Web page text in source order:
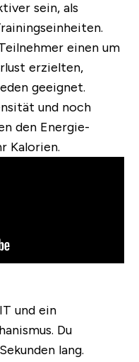
sein, als
einen um
erzielten,
geeignet.
und noch
den Energie-
Kalorien.
und ein
Du
lang.